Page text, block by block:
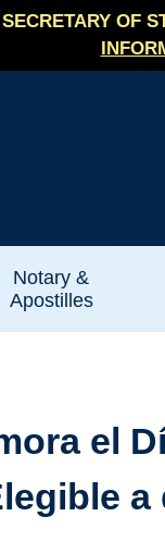
OF
Notary &
Apostilles
el